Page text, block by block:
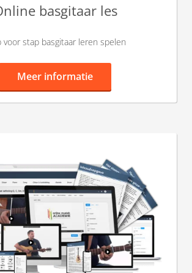
basgitaar les
voor stap basgitaar leren spelen
Meer informatie